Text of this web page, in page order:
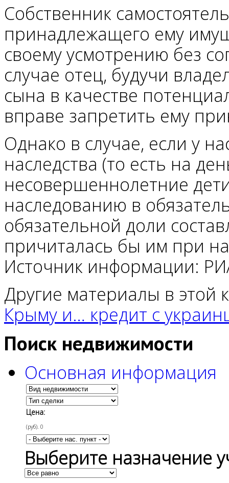
Собственник
принадлежащего ему
своему усмотрению без
случае отец, будучи
сына в качестве
вправе запретить ему
Однако в случае, если у
наследства (то есть на
несовершеннолетние
наследованию в
обязательной доли
причиталась бы им при
Источник информации:
Другие материалы в этой
Крыму и… кредит с
Поиск недвижимости
Основная информация
Цена:
(руб). 0
Выберите назначение